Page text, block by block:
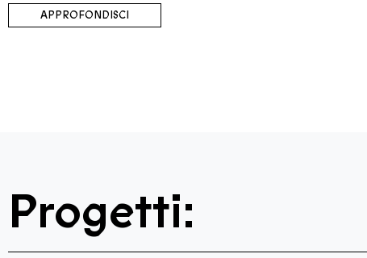
APPROFONDISCI
Progetti: